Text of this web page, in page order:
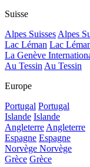
Suisse
Alpes SuissesAlpes
Lac Léman Lac
La Genève
Au TessinAu Tessin
Europe
Portugal Portugal
Islande Islande
AngleterreAngleterre
Espagne Espagne
Norvège Norvège
Grèce Grèce